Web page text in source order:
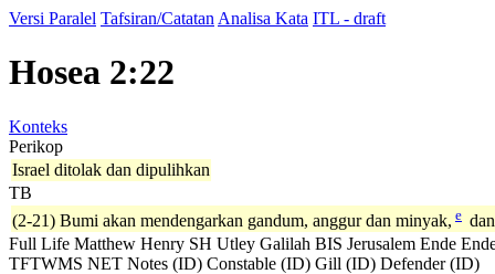
Versi Paralel Tafsiran/Catatan Analisa Kata ITL - draft
Hosea 2:22
Konteks
Perikop
Israel ditolak dan dipulihkan
TB
(2-21) Bumi akan mendengarkan gandum, anggur dan minyak, e
Full Life Matthew Henry SH Utley Galilah BIS Jerusalem Ende
TFTWMS NET Notes (ID) Constable (ID) Gill (ID) Defender (ID)